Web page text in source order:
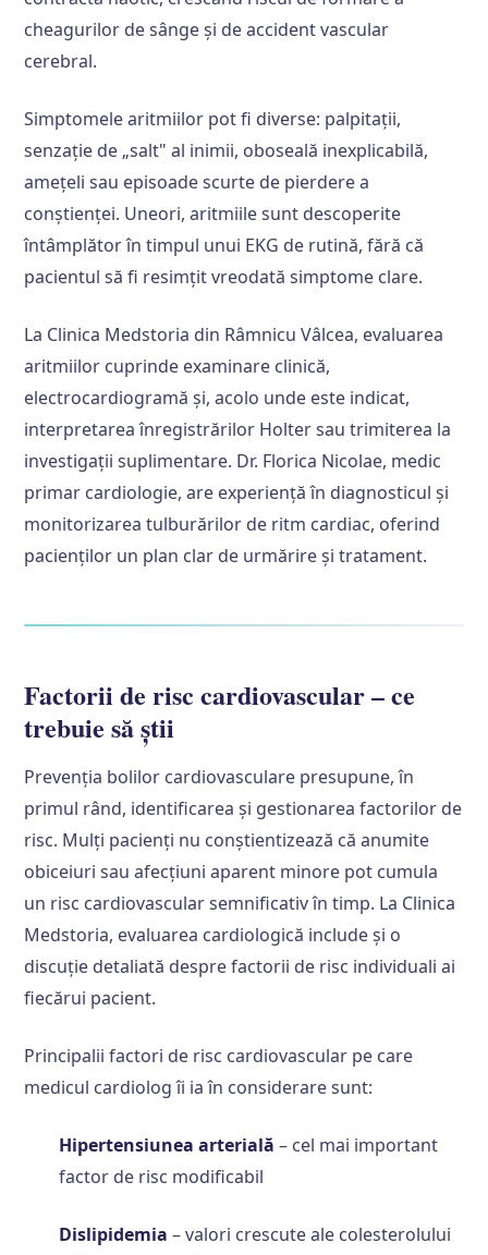
cheagurilor de sânge și de accident vascular
cerebral.
Simptomele aritmiilor pot fi diverse: palpitații,
senzație de „salt" al inimii, oboseală inexplicabilă,
amețeli sau episoade scurte de pierdere a
conștienței. Uneori, aritmiile sunt descoperite
întâmplător în timpul unui EKG de rutină, fără că
pacientul să fi resimțit vreodată simptome clare.
La Clinica Medstoria din Râmnicu Vâlcea, evaluarea
aritmiilor cuprinde examinare clinică,
electrocardiogramă și, acolo unde este indicat,
interpretarea înregistrărilor Holter sau trimiterea la
investigații suplimentare. Dr. Florica Nicolae, medic
primar cardiologie, are experiență în diagnosticul și
monitorizarea tulburărilor de ritm cardiac, oferind
pacienților un plan clar de urmărire și tratament.
Factorii de risc cardiovascular – ce
trebuie să știi
Prevenția bolilor cardiovasculare presupune, în
primul rând, identificarea și gestionarea factorilor de
risc. Mulți pacienți nu conștientizează că anumite
obiceiuri sau afecțiuni aparent minore pot cumula
un risc cardiovascular semnificativ în timp. La Clinica
Medstoria, evaluarea cardiologică include și o
discuție detaliată despre factorii de risc individuali ai
fiecărui pacient.
Principalii factori de risc cardiovascular pe care
medicul cardiolog îi ia în considerare sunt:
Hipertensiunea arterială – cel mai important
factor de risc modificabil
Dislipidemia – valori crescute ale colesterolului